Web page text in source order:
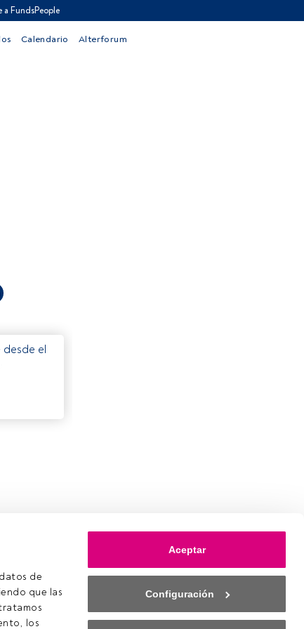
de
que las
los
Aceptar
Configuración
a FundsPeople
Calendario Alterforum
desde el